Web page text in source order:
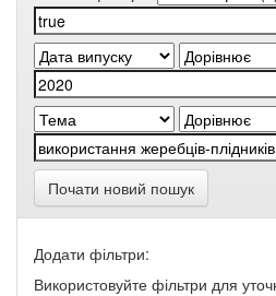
Почати новий пошук
Додати фільтри:
Використовуйте фільтри для